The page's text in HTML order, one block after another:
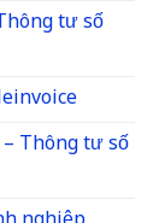
tư số
Thông tư số